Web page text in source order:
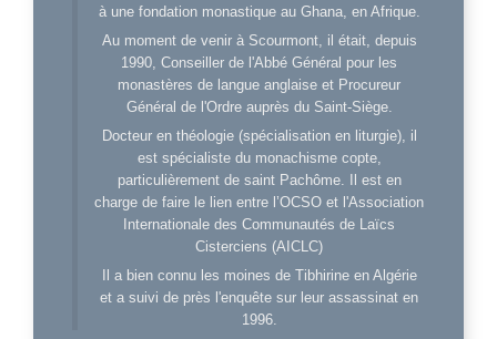
à une fondation monastique au Ghana, en Afrique.
Au moment de venir à Scourmont, il était, depuis
1990, Conseiller de l'Abbé Général pour les
monastères de langue anglaise et Procureur
Général de l'Ordre auprès du Saint-Siège.
Docteur en théologie (spécialisation en liturgie), il
est spécialiste du monachisme copte,
particulièrement de saint Pachôme. Il est en
charge de faire le lien entre l’OCSO et l'Association
Internationale des Communautés de Laïcs
Cisterciens (AICLC)
Il a bien connu les moines de Tibhirine en Algérie
et a suivi de près l'enquête sur leur assassinat en
1996.